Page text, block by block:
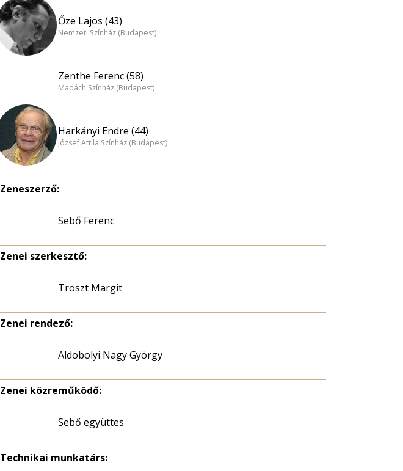
Őze Lajos (43)
Nemzeti Színház (Budapest)
Zenthe Ferenc (58)
Madách Színház (Budapest)
Harkányi Endre (44)
József Attila Színház (Budapest)
Zeneszerző:
Sebő Ferenc
Zenei szerkesztő:
Troszt Margit
Zenei rendező:
Aldobolyi Nagy György
Zenei közreműködő:
Sebő együttes
Technikai munkatárs: